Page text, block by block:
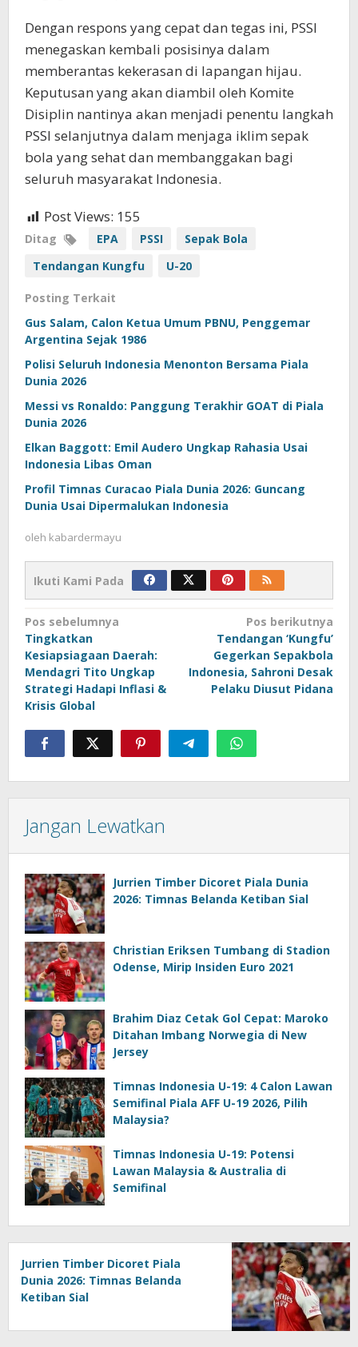
Dengan respons yang cepat dan tegas ini, PSSI
menegaskan kembali posisinya dalam
memberantas kekerasan di lapangan hijau.
Keputusan yang akan diambil oleh Komite
Disiplin nantinya akan menjadi penentu langkah
PSSI selanjutnya dalam menjaga iklim sepak
bola yang sehat dan membanggakan bagi
seluruh masyarakat Indonesia.
Post Views: 155
Ditag EPA PSSI
Sepak Bola
Tendangan Kungfu
U-20
Posting Terkait
Gus Salam, Calon Ketua Umum PBNU, Penggemar
Argentina Sejak 1986
Polisi Seluruh Indonesia Menonton Bersama Piala
Dunia 2026
Messi vs Ronaldo: Panggung Terakhir GOAT di Piala
Dunia 2026
Elkan Baggott: Emil Audero Ungkap Rahasia Usai
Indonesia Libas Oman
Profil Timnas Curacao Piala Dunia 2026: Guncang
Dunia Usai Dipermalukan Indonesia
oleh kabardermayu
Ikuti Kami Pada
Navigasi
pos
Pos sebelumnya
Tingkatkan
Kesiapsiagaan Daerah:
Mendagri Tito Ungkap
Strategi Hadapi Inflasi &
Krisis Global
Pos berikutnya
Tendangan ‘Kungfu’
Gegerkan Sepakbola
Indonesia, Sahroni Desak
Pelaku Diusut Pidana
Jangan Lewatkan
Jurrien Timber Dicoret Piala Dunia
2026: Timnas Belanda Ketiban Sial
Christian Eriksen Tumbang di Stadion
Odense, Mirip Insiden Euro 2021
Brahim Diaz Cetak Gol Cepat: Maroko
Ditahan Imbang Norwegia di New
Jersey
Timnas Indonesia U-19: 4 Calon Lawan
Semifinal Piala AFF U-19 2026, Pilih
Malaysia?
Timnas Indonesia U-19: Potensi
Lawan Malaysia & Australia di
Semifinal
Jurrien Timber Dicoret Piala
Dunia 2026: Timnas Belanda
Ketiban Sial